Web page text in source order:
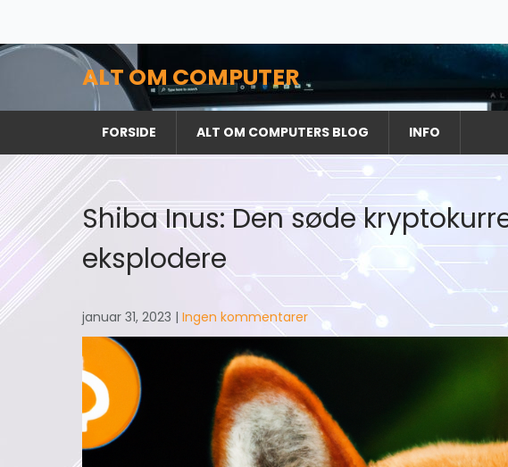
content
ALT OM COMPUTER
FORSIDE ALT OM COMPUTERS BLOG INFO
Shiba Inus: Den søde
eksplodere
januar 31, 2023 | Ingen kommentarer